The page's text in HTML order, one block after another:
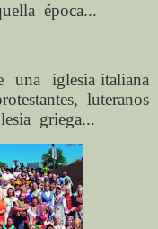
época...
una
iglesia italiana
luteranos
griega...